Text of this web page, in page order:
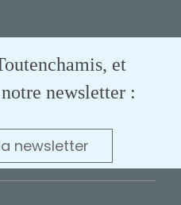
et
newsletter :
newsletter